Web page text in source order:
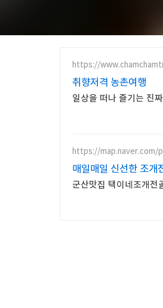
https://
취향저격 농촌여행
일상을 떠나 즐기는 진
https://map.naver.com/
매일매일 신선
군산맛집 택이네조개전